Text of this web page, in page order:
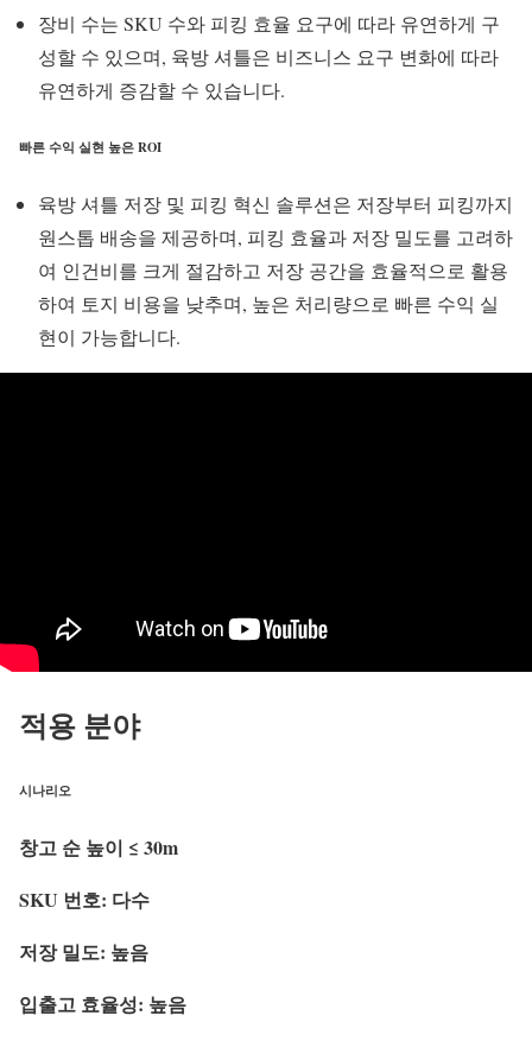
장비 수는 SKU 수와 피킹 효율 요구에 따라 유연하게 구
성할 수 있으며, 육방 셔틀은 비즈니스 요구 변화에 따라
유연하게 증감할 수 있습니다.
빠른 수익 실현 높은 ROI
육방 셔틀 저장 및 피킹 혁신 솔루션은 저장부터 피킹까지
원스톱 배송을 제공하며, 피킹 효율과 저장 밀도를 고려하
여 인건비를 크게 절감하고 저장 공간을 효율적으로 활용
하여 토지 비용을 낮추며, 높은 처리량으로 빠른 수익 실
현이 가능합니다.
적용 분야
시나리오
창고 순 높이 ≤ 30m
SKU 번호: 다수
저장 밀도: 높음
입출고 효율성: 높음